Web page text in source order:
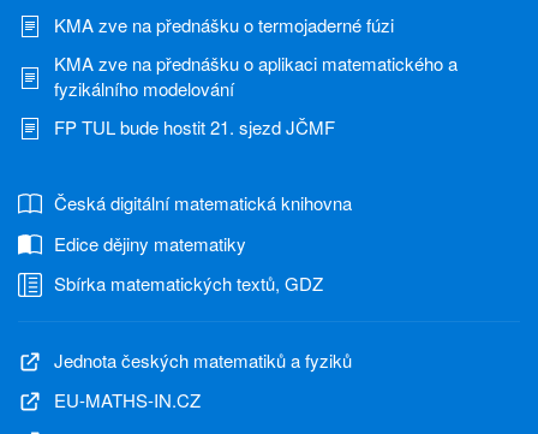
KMA zve na přednášku o termojaderné fúzi
KMA zve na přednášku o aplikaci matematického a
fyzikálního modelování
FP TUL bude hostit 21. sjezd JČMF
Česká digitální matematická knihovna
Edice dějiny matematiky
Sbírka matematických textů, GDZ
Jednota českých matematiků a fyziků
EU-MATHS-IN.CZ